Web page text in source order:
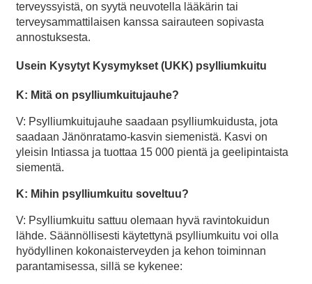
terveyssyistä, on syytä neuvotella lääkärin tai
terveysammattilaisen kanssa sairauteen sopivasta
annostuksesta.
Usein Kysytyt Kysymykset (UKK) psylliumkuitu
K: Mitä on psylliumkuitujauhe?
V: Psylliumkuitujauhe saadaan psylliumkuidusta, jota
saadaan Jänönratamo-kasvin siemenistä. Kasvi on
yleisin Intiassa ja tuottaa 15 000 pientä ja geelipintaista
siementä.
K: Mihin psylliumkuitu soveltuu?
V: Psylliumkuitu sattuu olemaan hyvä ravintokuidun
lähde. Säännöllisesti käytettynä psylliumkuitu voi olla
hyödyllinen kokonaisterveyden ja kehon toiminnan
parantamisessa, sillä se kykenee: